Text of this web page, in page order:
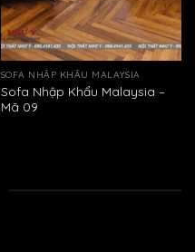
SOFA NHẬP KHẨU MALAYSIA
Sofa Nhập Khẩu Malaysia –
Mã 09